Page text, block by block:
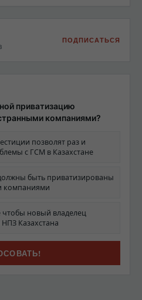
ПОДПИСАТЬСЯ
приватизацию
компаниями?
позволят раз и
с ГСМ в Казахстане
быть приватизированы
компаниями
чтобы новый владелец
Казахстана